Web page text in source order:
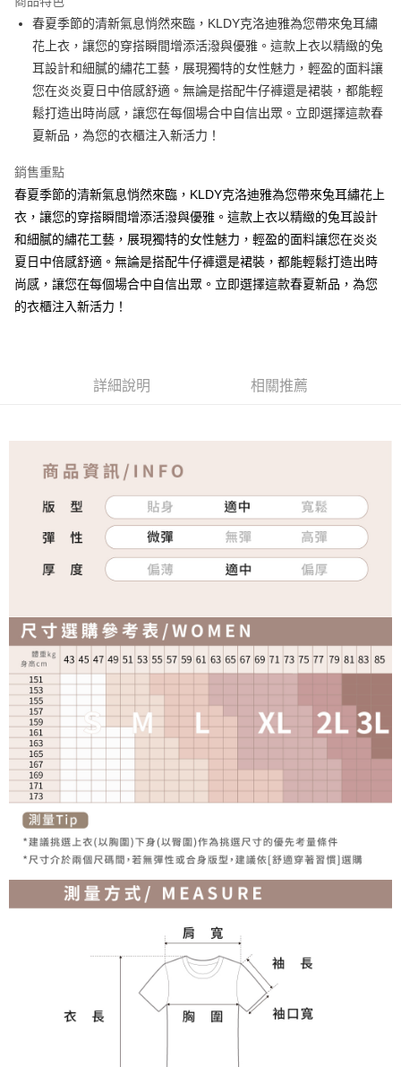
運送方式
全家取貨付款
免運費
付款後全家取貨
免運費
7-11取貨付款
免運費
付款後7-11取貨
免運費
宅配
免運費
春夏季節的清新氣息悄然來臨，KLDY克洛迪雅為您帶來兔耳繡
花上衣，讓您的穿搭瞬間增添活潑與優雅。這款上衣以精緻的兔
耳設計和細膩的繡花工藝，展現獨特的女性魅力，輕盈的面料讓
您在炎炎夏日中倍感舒適。無論是搭配牛仔褲還是裙裝，都能輕
鬆打造出時尚感，讓您在每個場合中自信出眾。立即選擇這款春
夏新品，為您的衣櫃注入新活力！
銷售重點
春夏季節的清新氣息悄然來臨，KLDY克洛迪雅為您帶來兔耳繡花上
衣，讓您的穿搭瞬間增添活潑與優雅。這款上衣以精緻的兔耳設計
和細膩的繡花工藝，展現獨特的女性魅力，輕盈的面料讓您在炎炎
夏日中倍感舒適。無論是搭配牛仔褲還是裙裝，都能輕鬆打造出時
尚感，讓您在每個場合中自信出眾。立即選擇這款春夏新品，為您
的衣櫃注入新活力！
詳細說明 相關推薦